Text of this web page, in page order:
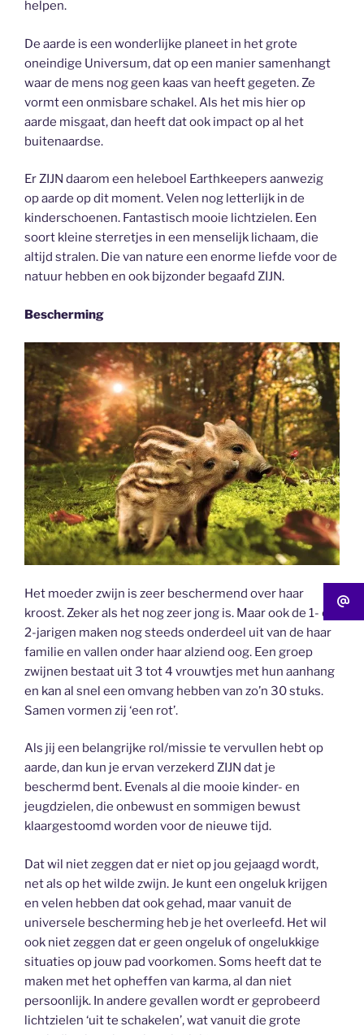
helpen.
De aarde is een wonderlijke planeet in het grote
oneindige Universum, dat op een manier samenhangt
waar de mens nog geen kaas van heeft gegeten. Ze
vormt een onmisbare schakel. Als het mis hier op
aarde misgaat, dan heeft dat ook impact op al het
buitenaardse.
Er ZIJN daarom een heleboel Earthkeepers aanwezig
op aarde op dit moment. Velen nog letterlijk in de
kinderschoenen. Fantastisch mooie lichtzielen. Een
soort kleine sterretjes in een menselijk lichaam, die
altijd stralen. Die van nature een enorme liefde voor de
natuur hebben en ook bijzonder begaafd ZIJN.
Bescherming
Het moeder zwijn is zeer beschermend over haar
kroost. Zeker als het nog zeer jong is. Maar ook de 1- en
2-jarigen maken nog steeds onderdeel uit van de haar
familie en vallen onder haar alziend oog. Een groep
zwijnen bestaat uit 3 tot 4 vrouwtjes met hun aanhang
en kan al snel een omvang hebben van zo’n 30 stuks.
Samen vormen zij ‘een rot’.
Als jij een belangrijke rol/missie te vervullen hebt op
aarde, dan kun je ervan verzekerd ZIJN dat je
beschermd bent. Evenals al die mooie kinder- en
jeugdzielen, die onbewust en sommigen bewust
klaargestoomd worden voor de nieuwe tijd.
Dat wil niet zeggen dat er niet op jou gejaagd wordt,
net als op het wilde zwijn. Je kunt een ongeluk krijgen
en velen hebben dat ook gehad, maar vanuit de
universele bescherming heb je het overleefd. Het wil
ook niet zeggen dat er geen ongeluk of ongelukkige
situaties op jouw pad voorkomen. Soms heeft dat te
maken met het opheffen van karma, al dan niet
persoonlijk. In andere gevallen wordt er geprobeerd
lichtzielen ‘uit te schakelen’, wat vanuit die grote